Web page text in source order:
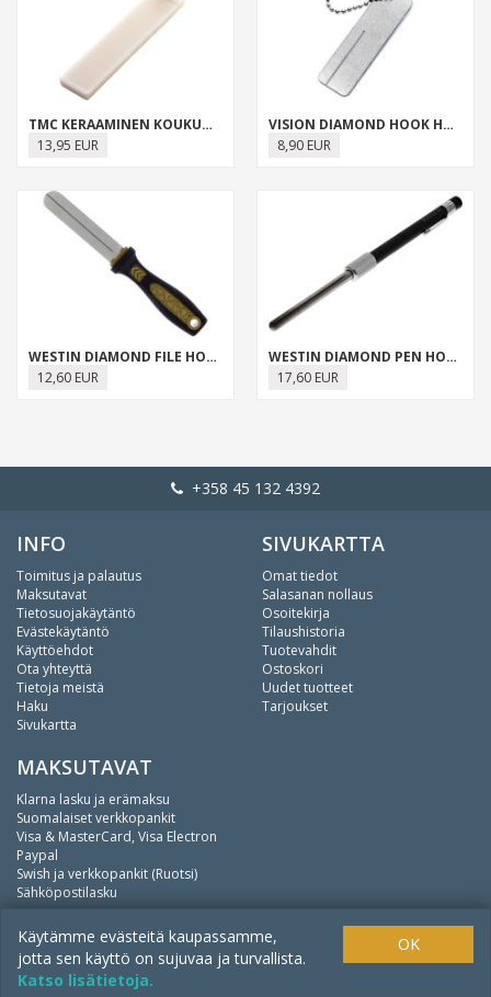
TMC KERAAMINEN KOUKUNTEROITIN
13,95 EUR
VISION DIAMOND HOOK HONE
8,90 EUR
WESTIN DIAMOND FILE HOOK SHARPENER
12,60 EUR
WESTIN DIAMOND PEN HOOK SHARPENER
17,60 EUR
Käytämme evästeitä kaupassamme,
jotta sen käyttö on sujuvaa ja turvallista.
Katso lisätietoja.
OK
+358 45 132 4392
INFO
Toimitus ja palautus
Maksutavat
Tietosuojakäytäntö
Evästekäytäntö
Käyttöehdot
Ota yhteyttä
Tietoja meistä
Haku
Sivukartta
SIVUKARTTA
Omat tiedot
Salasanan nollaus
Osoitekirja
Tilaushistoria
Tuotevahdit
Ostoskori
Uudet tuotteet
Tarjoukset
MAKSUTAVAT
Klarna lasku ja erämaksu
Suomalaiset verkkopankit
Visa & MasterCard, Visa Electron
Paypal
Swish ja verkkopankit (Ruotsi)
Sähköpostilasku
We fishing.